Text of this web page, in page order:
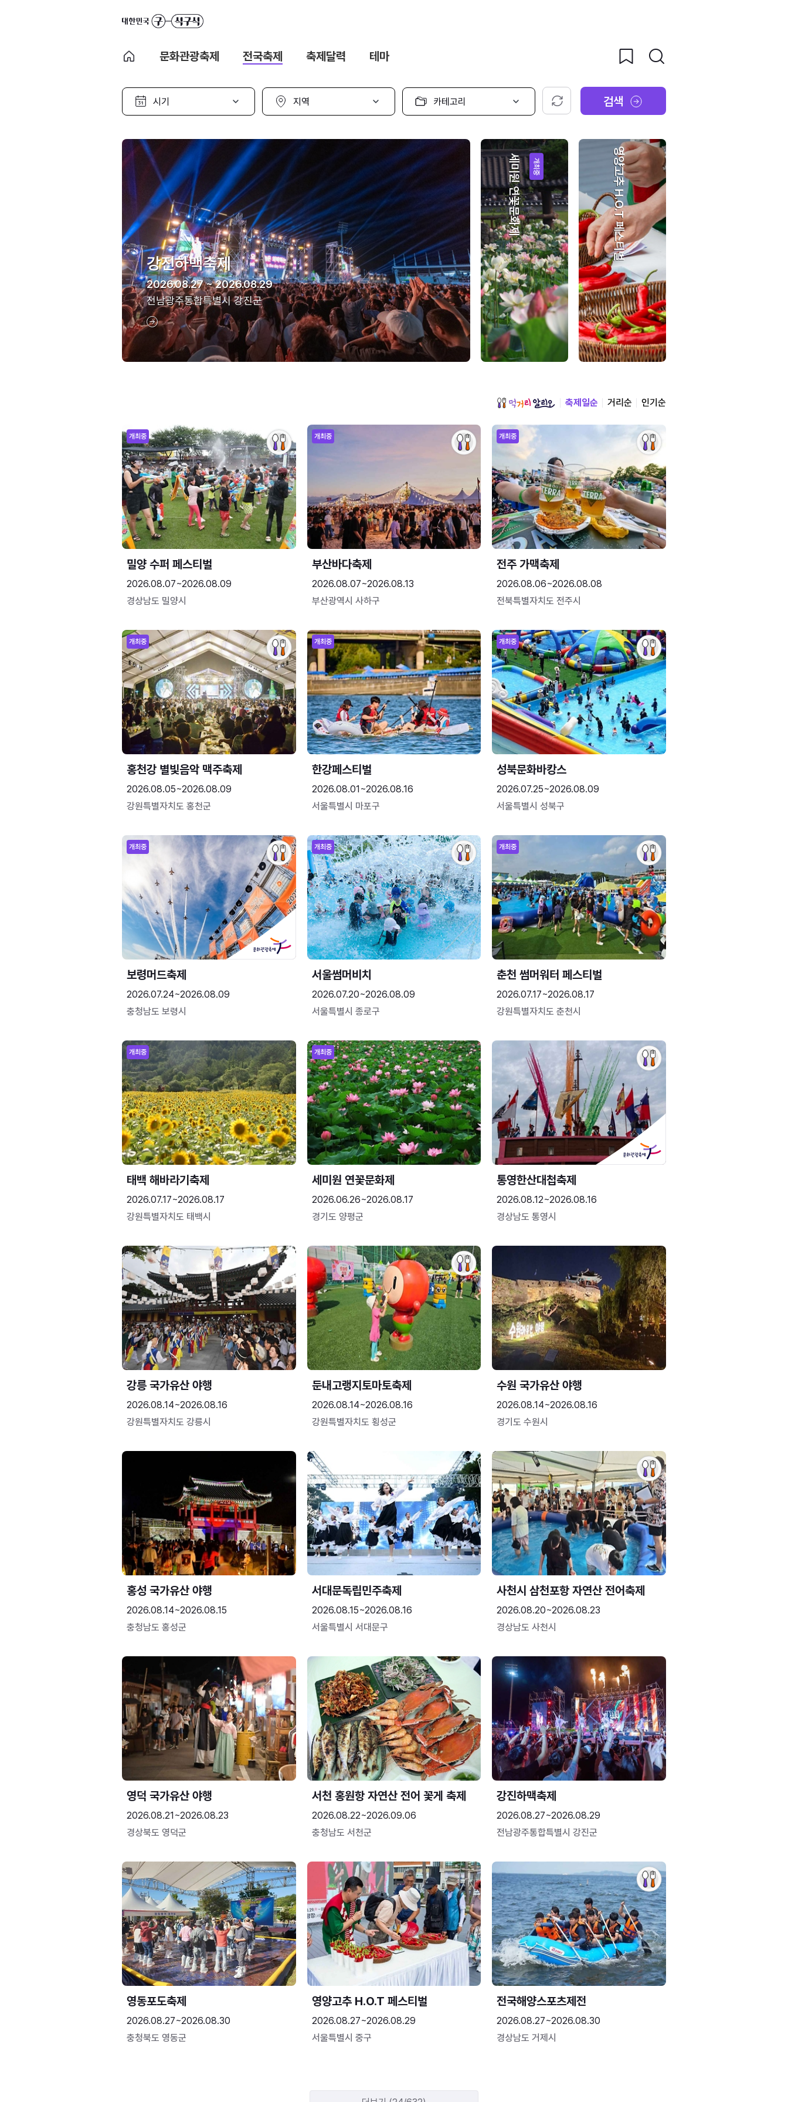
문화관광축제 전국축제 축제달력 테마
시
선
지
선
카
고
선
택
초기화 검색
강진하맥축제
2026.08.27 ~ 2026.08.29
전남광주통합특별시 강진군
개최중
세미원 연꽃문화제 영양고추 H.O.T 페스티벌
축제일순 거리순 인기순
개최중
밀양 수퍼 페스티벌
2026.08.07~2026.08.09
경상남도 밀양시
개최중
부산바다축제
2026.08.07~2026.08.13
부산광역시 사하구
개최중
전주 가맥축제
2026.08.06~2026.08.08
전북특별자치도 전주시
개최중
홍천강 별빛음악 맥주축제
2026.08.05~2026.08.09
강원특별자치도 홍천군
개최중
한강페스티벌
2026.08.01~2026.08.16
서울특별시 마포구
개최중
성북문화바캉스
2026.07.25~2026.08.09
서울특별시 성북구
개최중
보령머드축제
2026.07.24~2026.08.09
충청남도 보령시
개최중
서울썸머비치
2026.07.20~2026.08.09
서울특별시 종로구
개최중
춘천 썸머워터 페스티벌
2026.07.17~2026.08.17
강원특별자치도 춘천시
개최중
태백 해바라기축제
2026.07.17~2026.08.17
강원특별자치도 태백시
개최중
세미원 연꽃문화제
2026.06.26~2026.08.17
경기도 양평군
통영한산대첩축제
2026.08.12~2026.08.16
경상남도 통영시
강릉 국가유산 야행
2026.08.14~2026.08.16
강원특별자치도 강릉시
둔내고랭지토마토축제
2026.08.14~2026.08.16
강원특별자치도 횡성군
수원 국가유산 야행
2026.08.14~2026.08.16
경기도 수원시
홍성 국가유산 야행
2026.08.14~2026.08.15
충청남도 홍성군
서대문독립민주축제
2026.08.15~2026.08.16
서울특별시 서대문구
사천시 삼천포항 자연산 전어축제
2026.08.20~2026.08.23
경상남도 사천시
영덕 국가유산 야행
2026.08.21~2026.08.23
경상북도 영덕군
서천 홍원항 자연산 전어 꽃게 축제
2026.08.22~2026.09.06
충청남도 서천군
강진하맥축제
2026.08.27~2026.08.29
전남광주통합특별시 강진군
영동포도축제
2026.08.27~2026.08.30
충청북도 영동군
영양고추 H.O.T 페스티벌
2026.08.27~2026.08.29
서울특별시 중구
전국해양스포츠제전
2026.08.27~2026.08.30
경상남도 거제시